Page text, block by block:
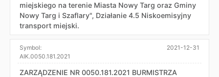
miejskiego na terenie Miasta Nowy Targ oraz Gminy
Nowy Targ i Szaflary", Działanie 4.5 Niskoemisyjny
transport miejski.
Symbol:
AIK.0050.181.2021
2021-12-31
ZARZĄDZENIE NR 0050.181.2021 BURMISTRZA